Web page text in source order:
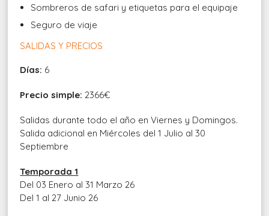
Sombreros de safari y etiquetas para el equipaje
Seguro de viaje
SALIDAS Y PRECIOS
Días: 6
Precio simple: 2366€
Salidas durante todo el año en Viernes y Domingos.
Salida adicional en Miércoles del 1 Julio al 30
Septiembre
Temporada 1
Del 03 Enero al 31 Marzo 26
Del 1 al 27 Junio 26